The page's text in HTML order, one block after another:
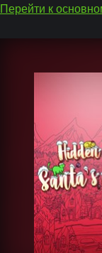
Перейти к